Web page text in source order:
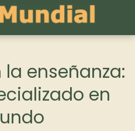
enseñanza:
en